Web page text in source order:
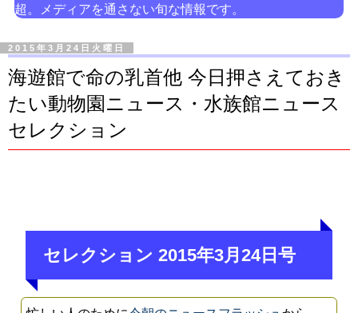
超。メディアを通さない旬な情報です。
2015年3月24日火曜日
海遊館で命の乳首他 今日押さえておき
たい動物園ニュース・水族館ニュース
セレクション
セレクション 2015年3月24日号